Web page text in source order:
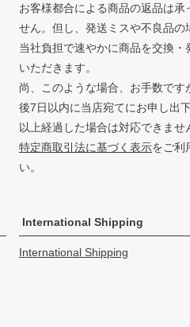
お客様都合による商品の返品は承
せん。但し、発送ミスや不良品の
当社負担で速やかに商品を交換・
いただきます。
尚、このような場合、お手数です
後7日以内に当店宛てにお申し出
以上経過した場合は対応できませ
特定商取引法に基づく表示をご利
い。
International Shipping
International Shipping